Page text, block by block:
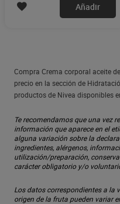
Añadir
Compra Crema corporal aceite
precio en la sección de
productos de Nivea disponibles
Te recomendamos que una vez
información que aparece en el
alguna variación sobre la
ingredientes, alérgenos,
utilización/preparación,
carácter obligatorio y/o
Los datos correspondientes a la
origen de la fruta pueden variar